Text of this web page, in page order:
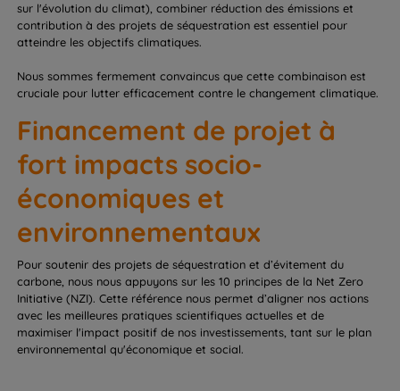
sur l'évolution du climat), combiner réduction des émissions et
contribution à des projets de séquestration est essentiel pour
atteindre les objectifs climatiques.
Nous sommes fermement convaincus que cette combinaison est
cruciale pour lutter efficacement contre le changement climatique.
Financement de projet à
fort impacts socio-
économiques et
environnementaux
Pour soutenir des projets de séquestration et d’évitement du
carbone, nous nous appuyons sur les 10 principes de la Net Zero
Initiative (NZI). Cette référence nous permet d’aligner nos actions
avec les meilleures pratiques scientifiques actuelles et de
maximiser l'impact positif de nos investissements, tant sur le plan
environnemental qu'économique et social.